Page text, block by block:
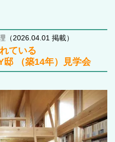
（2026.04.01 掲載）
ている
邸 （築14年）見学会